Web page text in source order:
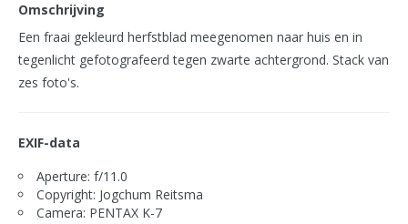
Omschrijving
Een fraai gekleurd herfstblad meegenomen naar huis en in
tegenlicht gefotografeerd tegen zwarte achtergrond. Stack van
zes foto's.
EXIF-data
Aperture: f/11.0
Copyright: Jogchum Reitsma
Camera: PENTAX K-7